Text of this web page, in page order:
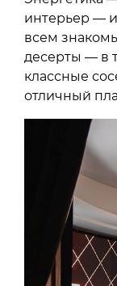
интерьер —
всем
десерты — в
классные
отличный